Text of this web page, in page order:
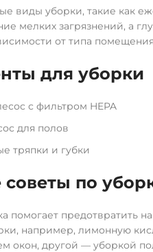
виды уборки, такие как
мелких загрязнений, а
от типа
для уборки
с фильтром HEPA
для полов
тряпки и губки
по
помогает предотвратить
например, лимонную
окон, другой — уборкой